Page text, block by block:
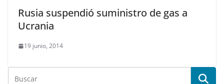
Rusia suspendió suministro de gas a
Ucrania
19 junio, 2014